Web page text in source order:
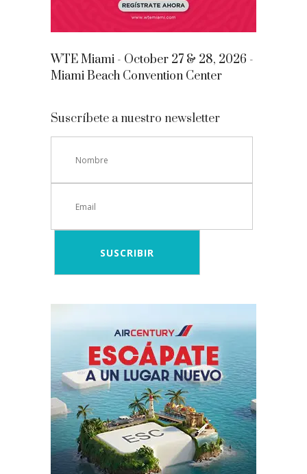
WTE Miami - October 27 & 28, 2026 -
Miami Beach Convention Center
Suscríbete a nuestro newsletter